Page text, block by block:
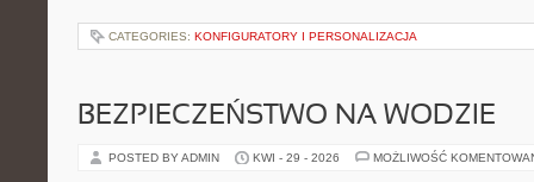
CATEGORIES: KONFIGURATORY I PERSONALIZACJA
BEZPIECZEŃSTWO NA WODZIE
POSTED BY ADMIN KWI - 29 - 2026 MOŻLIWOŚĆ